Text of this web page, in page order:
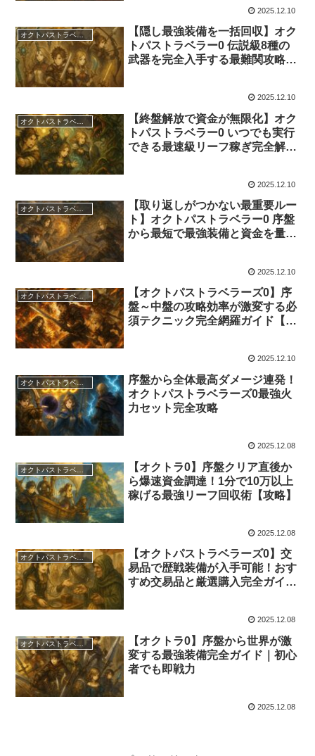
2025.12.10
オクトパストラベラーズ0
【隠し最強装備を一括回収】オク
トパストラベラー0 伝説級8種の
武器を完全入手する最難関攻略ガ
2025.12.10
オクトパストラベラーズ0
【終盤解放で資金が無限化】オク
トパストラベラー0 いつでも実行
できる最速級リーフ稼ぎ完全解説
2025.12.10
オクトパストラベラーズ0
【取り返しがつかない最重要ルー
ト】オクトパストラベラー0 序盤
から最短で最強装備と資金を量産
2025.12.10
オクトパストラベラーズ0
【オクトパストラベラーズ0】序
盤～中盤の攻略効率が激変する必
須テクニック完全網羅ガイド【攻
2025.12.10
オクトパストラベラーズ0
序盤から全体最高ダメージ連発！
オクトパストラベラーズ0最強火
力セット完全攻略
2025.12.08
オクトパストラベラーズ0
【オクトラ0】序盤クリア直後か
ら爆速資金調達！1分で10万以上
稼げる最強リーフ回収術【攻略】
2025.12.08
オクトパストラベラーズ0
【オクトパストラベラーズ0】交
易品で歴戦装備が入手可能！おす
すめ交易品と厳選購入完全ガイド
2025.12.08
オクトパストラベラーズ0
【オクトラ0】序盤から世界が激
変する最強装備完全ガイド｜初心
者でも即戦力
2025.12.08